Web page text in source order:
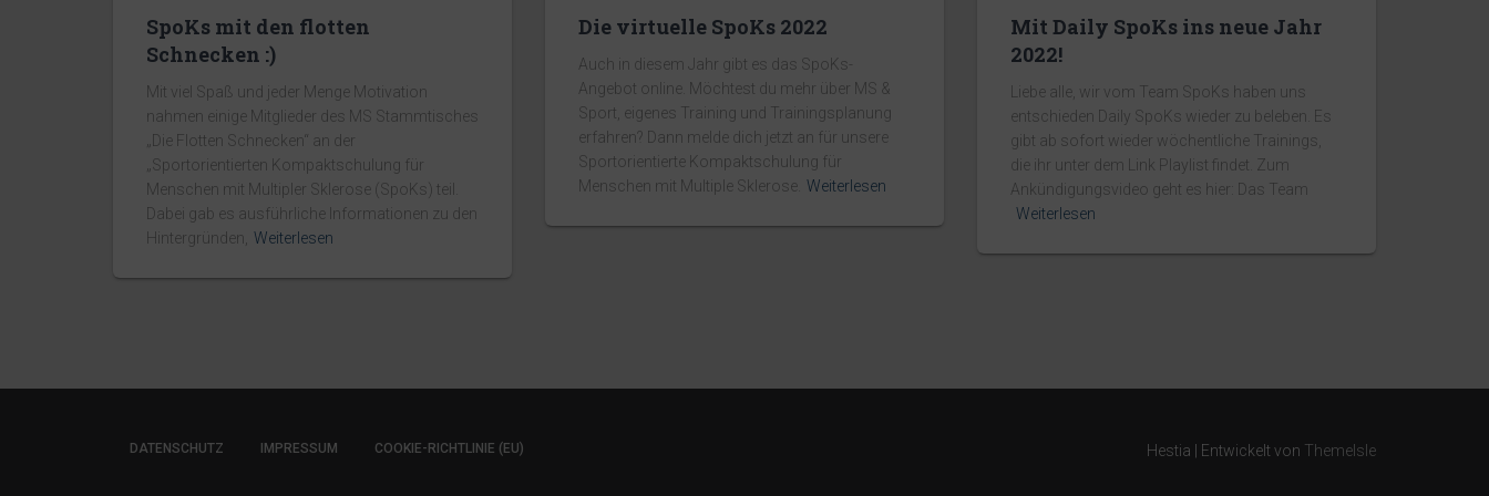
SpoKs mit den flotten
Schnecken :)
Mit viel Spaß und jeder Menge Motivation
nahmen einige Mitglieder des MS Stammtisches
„Die Flotten Schnecken“ an der
„Sportorientierten Kompaktschulung für
Menschen mit Multipler Sklerose (SpoKs) teil.
Dabei gab es ausführliche Informationen zu den
Hintergründen, Weiterlesen
Die virtuelle SpoKs 2022
Auch in diesem Jahr gibt es das SpoKs-
Angebot online. Möchtest du mehr über MS &
Sport, eigenes Training und Trainingsplanung
erfahren? Dann melde dich jetzt an für unsere
Sportorientierte Kompaktschulung für
Menschen mit Multiple Sklerose. Weiterlesen
Mit Daily SpoKs ins neue Jahr
2022!
Liebe alle, wir vom Team SpoKs haben uns
entschieden Daily SpoKs wieder zu beleben. Es
gibt ab sofort wieder wöchentliche Trainings,
die ihr unter dem Link Playlist findet. Zum
Ankündigungsvideo geht es hier: Das Team
Weiterlesen
DATENSCHUTZ IMPRESSUM COOKIE-RICHTLINIE (EU) Hestia | Entwickelt von ThemeIsle